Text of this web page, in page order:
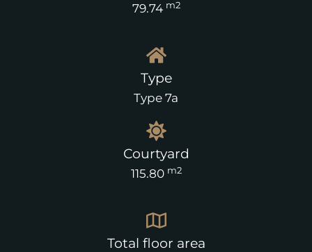
79.74 m2
Type
Type 7a
Courtyard
115.80 m2
Total floor area